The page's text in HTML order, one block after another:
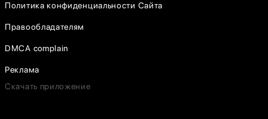
Политика конфиденциальности Сайта
Правообладателям
DMCA complain
Реклама
Скачать приложение